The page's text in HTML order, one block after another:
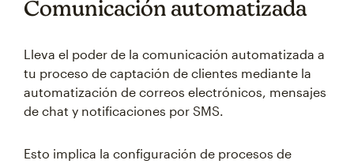
Comunicación automatizada
Lleva el poder de la comunicación automatizada a
tu proceso de captación de clientes mediante la
automatización de correos electrónicos, mensajes
de chat y notificaciones por SMS.
Esto implica la configuración de procesos de